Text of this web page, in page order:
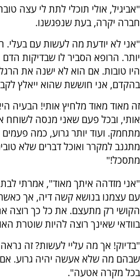
"אביגיל, אולי תוכלי לתת לי עצה
חברה יקרה, בעת שנפגשנו.
"אני לא יודעת מה לעשות עם בעלי.
יותר. הרופא הסביר לו שבדיקות
היו טובות. אם הוא לא ישנה את
בהקדם, אני חוששת שהוא ייאלץ
זה מאוד מאוד מלחיץ אותי! הבעיה
אותי, ובכל פעם שאני מנסה לשוחח
מתחמק. ועוד יותר גרוע, כמה
מתגנב למקרר ואוכל דברים שלא
מתסכל!"
"אני מזדהה איתך מאוד", אמרתי
עם עצמנו בנושא קשה דיה, אך כאשר
הקושי רק מתעצם. את כל כך רוצה
בוודאי שאינך רוצה להיות שוטרת
"בדיוק! אך מה עליי לעשות? זה
שבהם מה שלא אעשה יהיה גרוע.
בכל מקרה אטעה".